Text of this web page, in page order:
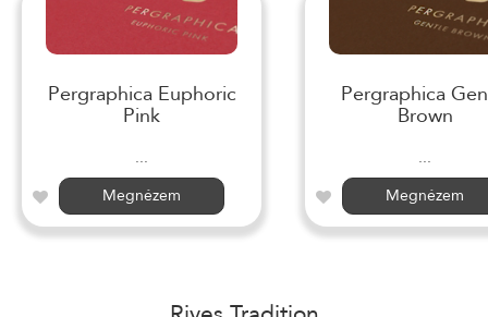
Pergraphica Euphoric
Pink
...
Megnézem
Pergraphica
Brown
...
Megnézem